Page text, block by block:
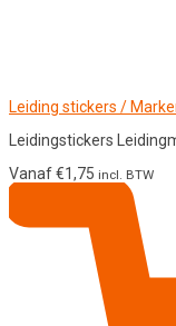
Leiding stickers /
Leidingstickers
Vanaf€1,75 incl. BTW